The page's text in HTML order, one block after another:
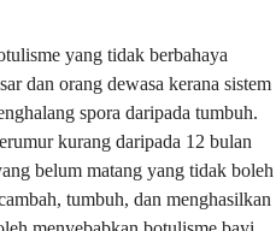
yang tidak berbahaya
dan orang dewasa kerana sistem
spora daripada tumbuh.
kurang daripada 12 bulan
belum matang yang tidak boleh
tumbuh, dan menghasilkan